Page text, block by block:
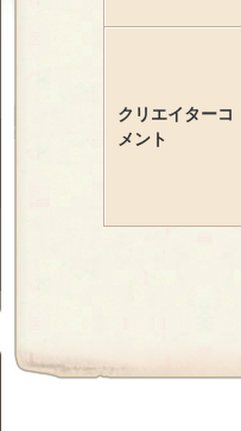
クリエイターコ
メント